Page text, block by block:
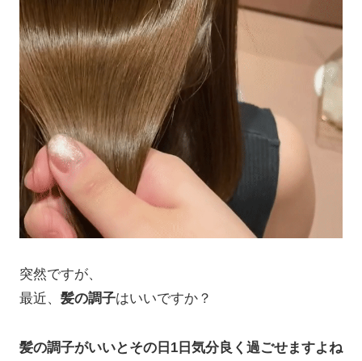
突然ですが、
最近、 髪の調子はいいですか？
髪の調子がいいとその日1日気分良く過ごせますよね